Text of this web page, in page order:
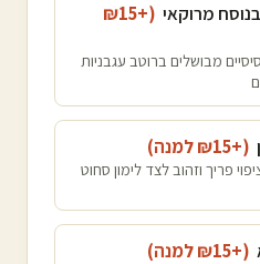
מרוקאי (+₪
15
מבושלים ברוטב עגבניות
(+₪
15 למנה)
פריך וזהוב לצד לימון סחוט
(+₪
15 למנה)